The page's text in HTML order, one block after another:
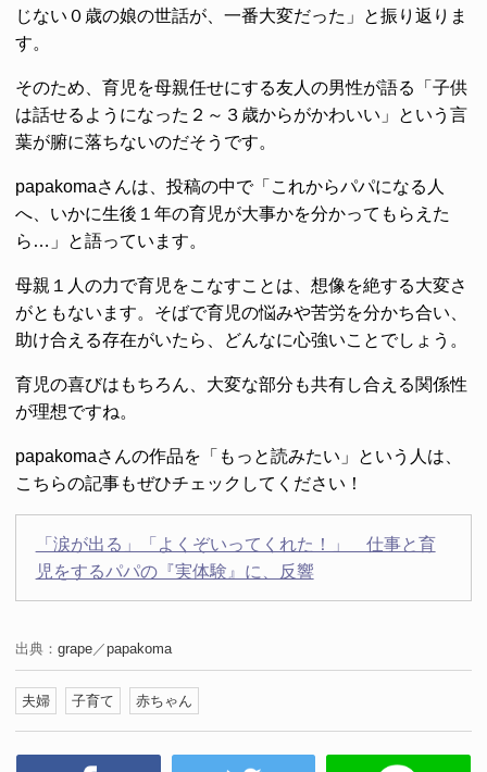
じない０歳の娘の世話が、一番大変だった」と振り返りま
す。
そのため、育児を母親任せにする友人の男性が語る「子供
は話せるようになった２～３歳からがかわいい」という言
葉が腑に落ちないのだそうです。
papakomaさんは、投稿の中で「これからパパになる人
へ、いかに生後１年の育児が大事かを分かってもらえた
ら…」と語っています。
母親１人の力で育児をこなすことは、想像を絶する大変さ
がともないます。そばで育児の悩みや苦労を分かち合い、
助け合える存在がいたら、どんなに心強いことでしょう。
育児の喜びはもちろん、大変な部分も共有し合える関係性
が理想ですね。
papakomaさんの作品を「もっと読みたい」という人は、
こちらの記事もぜひチェックしてください！
「涙が出る」「よくぞいってくれた！」 仕事と育
児をするパパの『実体験』に、反響
出典： grape／papakoma
夫婦 子育て 赤ちゃん